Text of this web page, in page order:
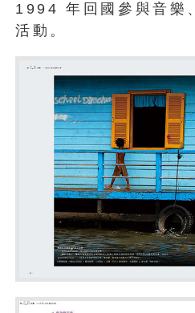
1994 年回國參與音樂
活動。